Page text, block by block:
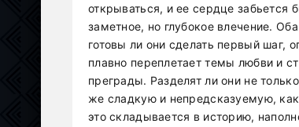
открываться, и ее сердце забьется
заметное, но глубокое влечение.
готовы ли они сделать первый шаг,
плавно переплетает темы любви и
преграды. Разделят ли они не
же сладкую и непредсказуемую,
это складывается в историю,